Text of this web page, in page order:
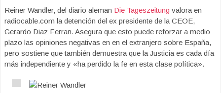
Reiner Wandler, del diario aleman Die Tageszeitung valora en
radiocable.com la detención del ex presidente de la CEOE,
Gerardo Diaz Ferran. Asegura que esto puede reforzar a medio
plazo las opiniones negativas en en el extranjero sobre España,
pero sostiene que también demuestra que la Justicia es cada día
más independiente y «ha perdido la fe en esta clase política».